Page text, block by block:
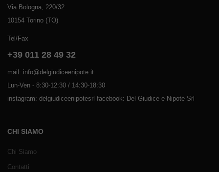
Via Bologna, 220/32
10154 Torino (TO)
Tel/Fax
+39 011 28 49 32
mail: info@delgiudiceenipote.it
Lun-Ven - 8:30-12:30 / 14:30-18:30
instagram: delgiudiceenipotesrl facebook: Del Giudice e Nipote Srl
CHI SIAMO
Chi Siamo
Contatti